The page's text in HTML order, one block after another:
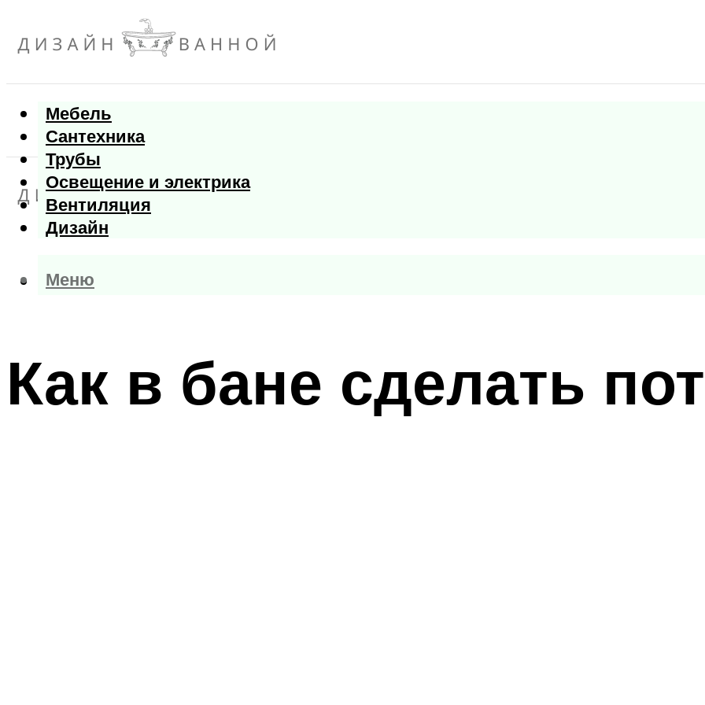
Мебель
Сантехника
Трубы
Освещение и электрика
Вентиляция
Дизайн
Меню
Меню
Как в бане сделать